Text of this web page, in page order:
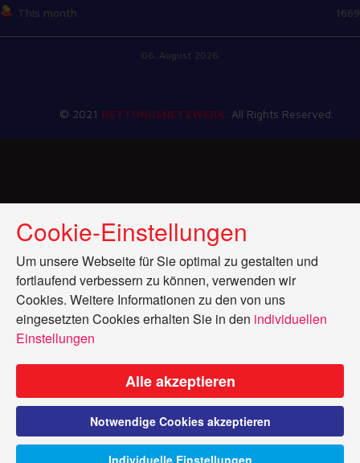
This month
1669
06. August 2026
© 2021 RETTUNGSNETZWERK. All Rights Reserved.
Cookie-Einstellungen
Um unsere Webseite für Sie optimal zu gestalten und
fortlaufend verbessern zu können, verwenden wir
Cookies. Weitere Informationen zu den von uns
eingesetzten Cookies erhalten Sie in den individuellen
Einstellungen
Alle akzeptieren
Notwendige Cookies akzeptieren
Individuelle Einstellungen